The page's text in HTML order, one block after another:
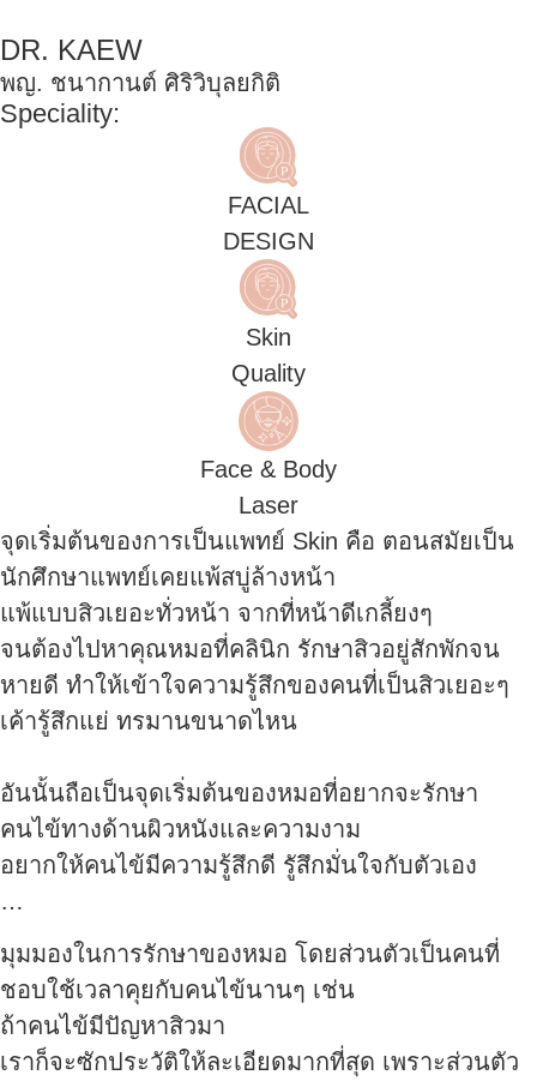
DR. KAEW
พญ. ชนากานต์ ศิริวิบุลยกิติ
Speciality:
FACIAL
DESIGN
Skin
Quality
Face & Body
Laser
จุดเริ่มต้นของการเป็นแพทย์ Skin คือ ตอนสมัยเป็น
นักศึกษาแพทย์เคยแพ้สบู่ล้างหน้า
แพ้แบบสิวเยอะทั่วหน้า จากที่หน้าดีเกลี้ยงๆ
จนต้องไปหาคุณหมอที่คลินิก รักษาสิวอยู่สักพักจน
หายดี ทำให้เข้าใจความรู้สึกของคนที่เป็นสิวเยอะๆ
เค้ารู้สึกแย่ ทรมานขนาดไหน
อันนั้นถือเป็นจุดเริ่มต้นของหมอที่อยากจะรักษา
คนไข้ทางด้านผิวหนังและความงาม
อยากให้คนไข้มีความรู้สึกดี รูัสึกมั่นใจกับตัวเอง
…
มุมมองในการรักษาของหมอ โดยส่วนตัวเป็นคนที่
ชอบใช้เวลาคุยกับคนไข้นานๆ เช่น
ถ้าคนไข้มีปัญหาสิวมา
เราก็จะซักประวัติให้ละเอียดมากที่สุด เพราะส่วนตัว